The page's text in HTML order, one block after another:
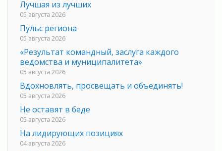
Лучшая из лучших
05 августа 2026
Пульс региона
05 августа 2026
«Результат командный, заслуга каждого
ведомства и муниципалитета»
05 августа 2026
Вдохновлять, просвещать и объединять!
05 августа 2026
Не оставят в беде
05 августа 2026
На лидирующих позициях
04 августа 2026